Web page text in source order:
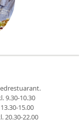
9.30-10.30
15.00
20.30-22.00